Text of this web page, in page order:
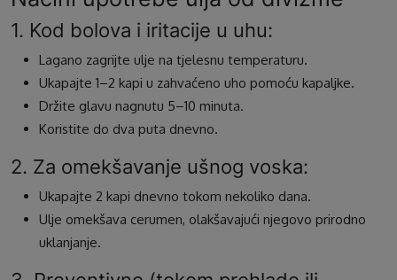
1. Kod bolova i iritacije u uhu:
Lagano zagrijte ulje na tjelesnu temperaturu.
Ukapajte 1–2 kapi u zahvaćeno uho pomoću kapaljke.
Držite glavu nagnutu 5–10 minuta.
Koristite do dva puta dnevno.
2. Za omekšavanje ušnog voska:
Ukapajte 2 kapi dnevno tokom nekoliko dana.
Ulje omekšava cerumen, olakšavajući njegovo prirodno
uklanjanje.